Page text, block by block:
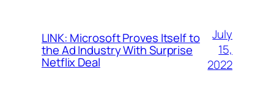
LINK: Microsoft Proves Itself to
the Ad Industry With Surprise
Netflix Deal
July
15,
2022